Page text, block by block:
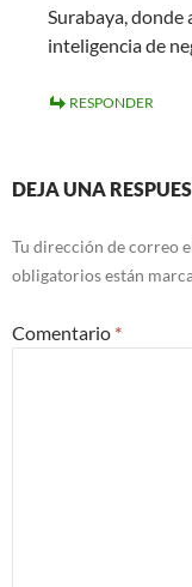
Surabaya, donde
inteligencia de
RESPONDER
DEJA UNA
Tu dirección de correo
obligatorios están
Comentario *